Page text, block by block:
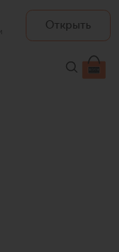
Открыть
182 500 ₽